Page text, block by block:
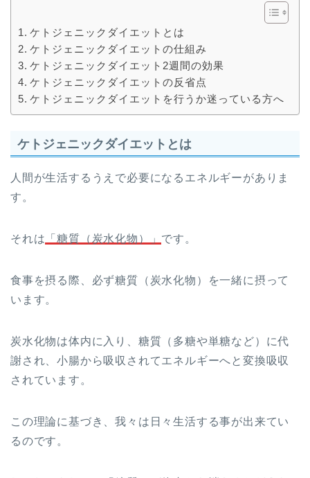
ケトジェニックダイエットとは
ケトジェニックダイエットの仕組み
ケトジェニックダイエット2週間の効果
ケトジェニックダイエットの反省点
ケトジェニックダイエットを行うか迷っている方へ
ケトジェニックダイエットとは
人間が生活するうえで必要になるエネルギーがありま
す。
それは 「糖質（炭水化物）」 です。
食事を摂る際、必ず糖質（炭水化物）を一緒に摂って
います。
炭水化物は体内に入り、糖質（多糖や単糖など）に代
謝され、小腸から吸収されてエネルギーへと変換吸収
されています。
この理論に基づき、我々は日々生活する事が出来てい
るのです。